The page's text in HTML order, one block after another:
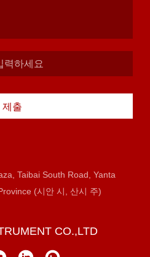
제출
Taibai South Road, Yanta
(시안 시, 산시 주)
CO.,LTD